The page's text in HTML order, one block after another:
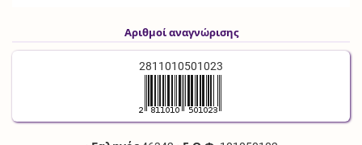
Αριθμοί αναγνώρισης
2811010501023